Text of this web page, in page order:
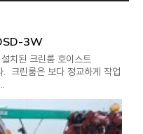
3W
치된 크린룸 호이스트
린룸은 보다 정교하게 작업